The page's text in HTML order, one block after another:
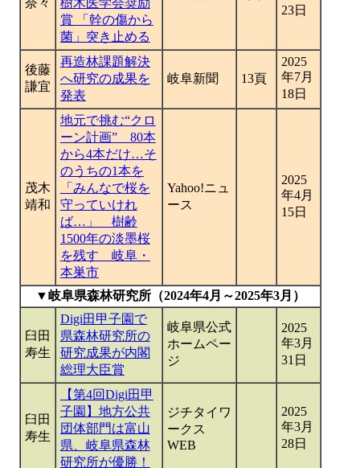
奈々
樹木医学会奨励
賞 「幹の傷から
菌」突き止める
23日
後藤
謙宜
再造林課題解決
へ研究の成果を
発表
岐阜新聞 13頁
2025
年7月
18日
茂木
靖和
地元で挑む“クロ
ーン計画” 80本
から4本だけ…そ
のうちの1本を
「みんなで桜を
守っていけれ
ば…」 樹齢
1500年の淡墨桜
を残す 岐阜・
本巣市
Yahoo!ニュ
ース
2025
年4月
15日
▼岐阜県森林研究所（2024年4月～2025年3月）
臼田
寿生
Digi田甲子園で
県森林研究所の
研究成果が内閣
総理大臣賞
岐阜県公式
ホームペー
ジ
2025
年3月
31日
臼田
寿生
【第4回Digi田甲
子園】地方公共
団体部門は富山
県、岐阜県森林
研究所が優勝！
ジチタイワ
ークス
WEB
2025
年3月
28日